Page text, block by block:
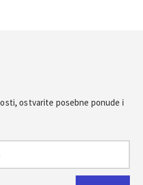
ostvarite posebne ponude i